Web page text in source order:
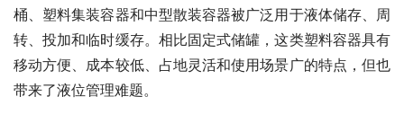
桶、塑料集装容器和中型散装容器被广泛用于液体储存、周
转、投加和临时缓存。相比固定式储罐，这类塑料容器具有
移动方便、成本较低、占地灵活和使用场景广的特点，但也
带来了液位管理难题。